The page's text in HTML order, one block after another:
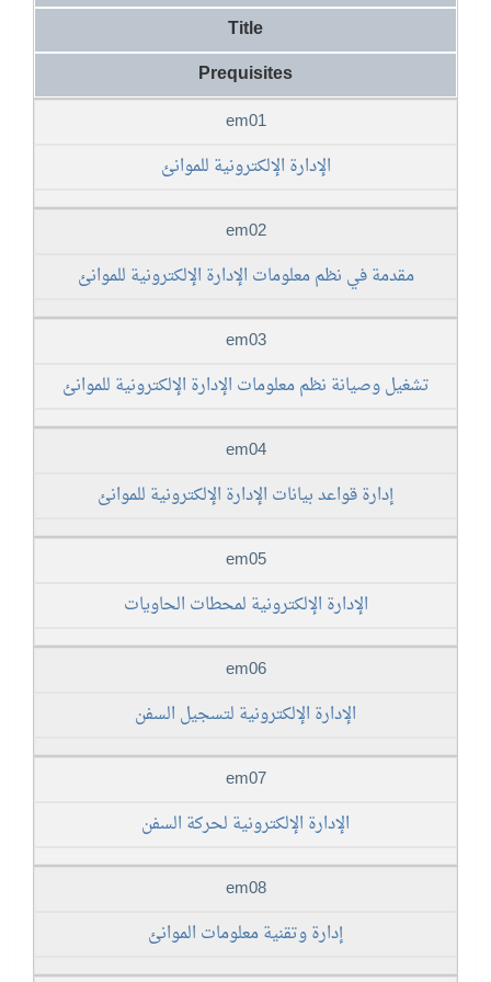
Title
Prequisites
em01
الإدارة الإلكترونية للموانئ
em02
مقدمة في نظم معلومات الإدارة الإلكترونية للموانئ
em03
تشغيل وصيانة نظم معلومات الإدارة الإلكترونية للموانئ
em04
إدارة قواعد بيانات الإدارة الإلكترونية للموانئ
em05
الإدارة الإلكترونية لمحطات الحاويات
em06
الإدارة الإلكترونية لتسجيل السفن
em07
الإدارة الإلكترونية لحركة السفن
em08
إدارة وتقنية معلومات الموانئ